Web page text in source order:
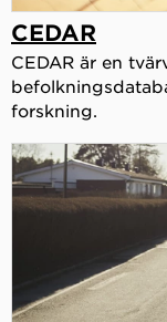
CEDAR
CEDAR är en
forskning.